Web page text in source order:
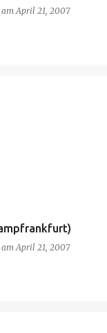
amApril 21, 2007
amApril 21, 2007